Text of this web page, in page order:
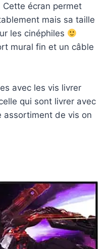
Cette écran permet
mais sa taille
les cinéphiles
mural fin et un câble
avec les vis livrer
qui sont livrer avec
assortiment de vis on